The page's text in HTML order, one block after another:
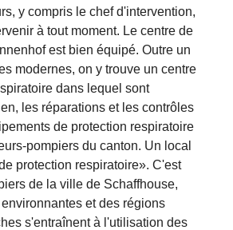
y compris le chef d'intervention,
à tout moment. Le centre de
est bien équipé. Outre un
modernes, on y trouve un centre
dans lequel sont
les réparations et les contrôles
de protection respiratoire
pompiers du canton. Un local
protection respiratoire». C'est
de la ville de Schaffhouse,
et des régions
s'entraînent à l'utilisation des